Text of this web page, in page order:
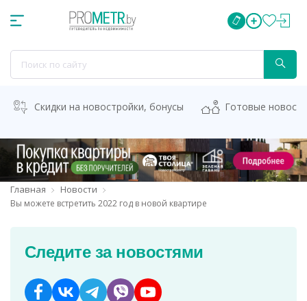
Скидки на новостройки, бонусы Готовые
Главная Новости
Вы можете встретить 2022 год в новой квартире
Следите за новостями